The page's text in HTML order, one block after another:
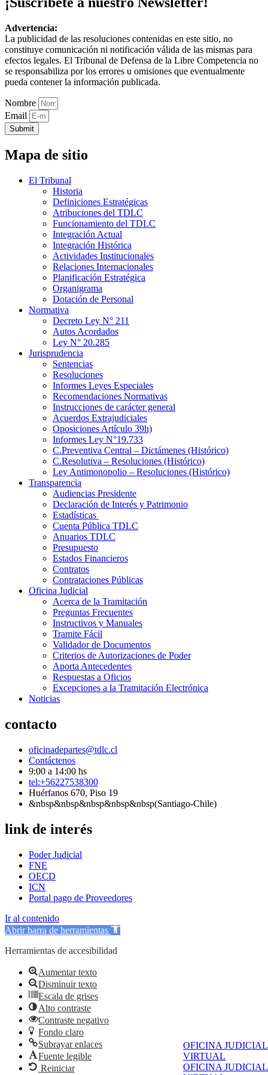
OFICINA JUDICIAL
VIRTUAL
OFICINA JUDICIAL
Advertencia:
La publicidad de las resoluciones contenidas en este sitio, no
constituye comunicación ni notificación válida de las mismas para
efectos legales. El Tribunal de Defensa de la Libre Competencia no
se responsabiliza por los errores u omisiones que eventualmente
pueda contener la información publicada.
Nombre
Email
Submit
Mapa de sitio
El Tribunal
Historia
Definiciones Estratégicas
Atribuciones del TDLC
Funcionamiento del TDLC
Integración Actual
Integración Histórica
Actividades Institucionales
Relaciones Internacionales
Planificación Estratégica
Organigrama
Dotación de Personal
Normativa
Decreto Ley N° 211
Autos Acordados
Ley N° 20.285
Jurisprudencia
Sentencias
Resoluciones
Informes Leyes Especiales
Recomendaciones Normativas
Instrucciones de carácter general
Acuerdos Extrajudiciales
Oposiciones Artículo 39h)
Informes Ley N°19.733
C.Preventiva Central – Dictámenes (Histórico)
C.Resolutiva – Resoluciones (Histórico)
Ley Antimonopolio – Resoluciones (Histórico)
Transparencia
Audiencias Presidente
Declaración de Interés y Patrimonio
Estadísticas
Cuenta Pública TDLC
Anuarios TDLC
Presupuesto
Estados Financieros
Contratos
Contrataciones Públicas
Oficina Judicial
Acerca de la Tramitación
Preguntas Frecuentes
Instructivos y Manuales
Tramite Fácil
Validador de Documentos
Criterios de Autorizaciones de Poder
Aporta Antecedentes
Respuestas a Oficios
Excepciones a la Tramitación Electrónica
Noticias
contacto
oficinadepartes@tdlc.cl
Contáctenos
9:00 a 14:00 hs
tel:+56227538300
Huérfanos 670, Piso 19
&nbsp&nbsp&nbsp&nbsp&nbsp(Santiago-Chile)
link de interés
Poder Judicial
FNE
OECD
ICN
Portal pago de Proveedores
Ir al contenido
Abrir barra de herramientas
Herramientas de accesibilidad
Aumentar texto
Disminuir texto
Escala de grises
Alto contraste
Contraste negativo
Fondo claro
Subrayar enlaces
Fuente legible
Reiniciar